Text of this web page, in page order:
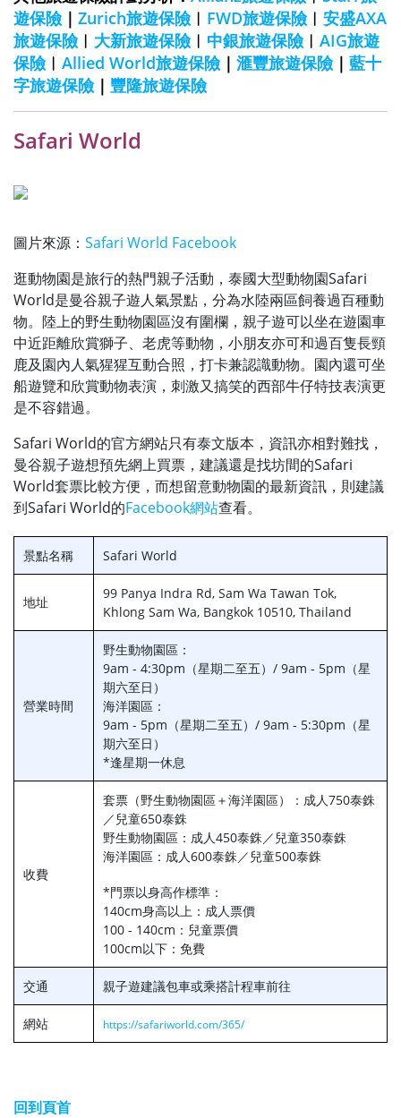
遊保險｜ Zurich旅遊保險︱ FWD旅遊保險︱ 安盛AXA
旅遊保險︱ 大新旅遊保險︱ 中銀旅遊保險︱ AIG旅遊
保險︱ Allied World旅遊保險｜ 滙豐旅遊保險｜ 藍十
字旅遊保險｜ 豐隆旅遊保險
Safari World
圖片來源： Safari World Facebook
逛動物園是旅行的熱門親子活動，泰國大型動物園Safari
World是曼谷親子遊人氣景點，分為水陸兩區飼養過百種動
物。陸上的野生動物園區沒有圍欄，親子遊可以坐在遊園車
中近距離欣賞獅子、老虎等動物，小朋友亦可和過百隻長頸
鹿及園內人氣猩猩互動合照，打卡兼認識動物。園內還可坐
船遊覽和欣賞動物表演，刺激又搞笑的西部牛仔特技表演更
是不容錯過。
Safari World的官方網站只有泰文版本，資訊亦相對難找，
曼谷親子遊想預先網上買票，建議還是找坊間的Safari
World套票比較方便，而想留意動物園的最新資訊，則建議
到Safari World的Facebook網站查看。
景點名稱 Safari World
地址
99 Panya Indra Rd, Sam Wa Tawan Tok,
Khlong Sam Wa, Bangkok 10510, Thailand
營業時間
野生動物園區：
9am - 4:30pm（星期二至五）/ 9am - 5pm（星
期六至日）
海洋園區：
9am - 5pm（星期二至五）/ 9am - 5:30pm（星
期六至日）
*逢星期一休息
收費
套票（野生動物園區＋海洋園區）：成人750泰銖
／兒童650泰銖
野生動物園區：成人450泰銖／兒童350泰銖
海洋園區：成人600泰銖／兒童500泰銖
*門票以身高作標準：
140cm身高以上：成人票價
100 - 140cm：兒童票價
100cm以下：免費
交通 親子遊建議包車或乘搭計程車前往
網站 https://safariworld.com/365/
回到頁首